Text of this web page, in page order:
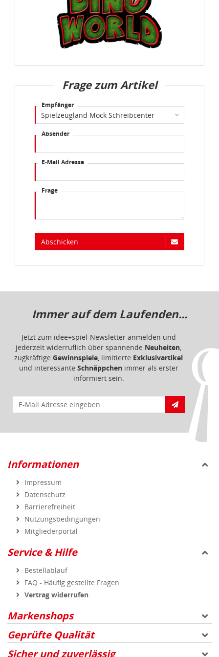
eines angemessenen Schutzniveaus, garantieren wir,
dass die Datenschutzvorgaben der EU auch bei der
Verarbeitung von Daten in den USA eingehalten werden.
auf Ihrem Bildschirm anpassen und damit widerrufen.
idee+spiel Betriebs-GmbHFrage zum Artikel
Empfänger
Absender
E-Mail Adresse
Frage
Abschicken
Immer auf dem Laufenden...
Jetzt zum idee+spiel-Newsletter anmelden und
jederzeit widerruflich über spannende Neuheiten,
zugkräftige Gewinnspiele, limitierte Exklusivartikel
und interessante Schnäppchenimmer als erster
informiert sein.
E-Mail für Newsletteranmeldung
Informationen
Impressum
Datenschutz
Barrierefreiheit
Nutzungsbedingungen
Mitgliederportal
Service & Hilfe
Bestellablauf
FAQ - Häufig gestellte Fragen
Vertrag widerrufen
Markenshops
Geprüfte Qualität
Sicher und zuverlässig